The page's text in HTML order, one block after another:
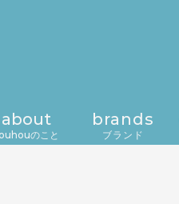
about
のこと
brands
ブランド